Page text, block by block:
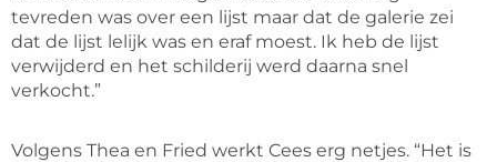
tevreden was over een lijst maar dat de galerie zei
dat de lijst lelijk was en eraf moest. Ik heb de lijst
verwijderd en het schilderij werd daarna snel
verkocht.”
Volgens Thea en Fried werkt Cees erg netjes. “Het is